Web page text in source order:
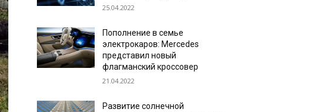
25.04.2022
Пополнение в семье
электрокаров: Mercedes
представил новый
флагманский кроссовер
21.04.2022
Развитие солнечной